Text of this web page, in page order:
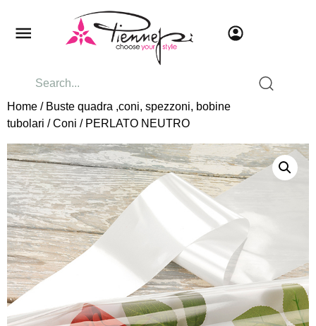
Home / Buste quadra ,coni, spezzoni, bobine
tubolari /Coni / PERLATO NEUTRO